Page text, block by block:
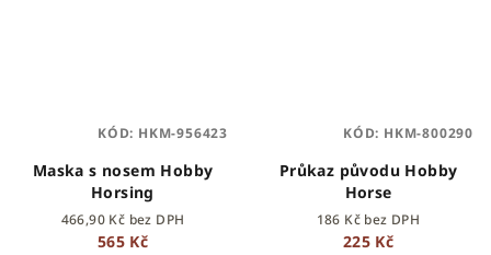
Maska s nosem Hobby
Horsing
466,90 Kč bez DPH
565 Kč
KÓD: HKM-956423
Průkaz původu Hobby
Horse
186 Kč bez DPH
225 Kč
KÓD: HKM-800290